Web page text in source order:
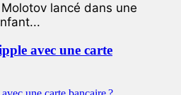
lancé dans une
avec une carte